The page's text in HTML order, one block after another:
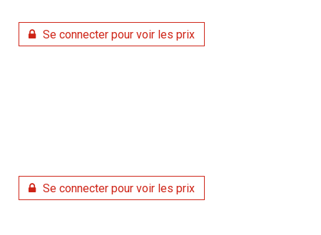
Se connecter pour voir les prix
Se connecter pour voir les prix